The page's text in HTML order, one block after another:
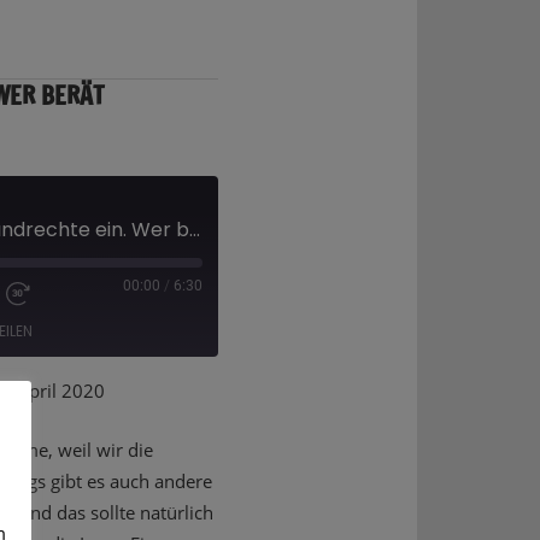
BERÄT
Corona schränkt Grundrechte ein. Wer berät eigentlich die Politiker?
00:00 / 6:30
April 2020
weil wir die
gibt es auch andere
und das sollte natürlich